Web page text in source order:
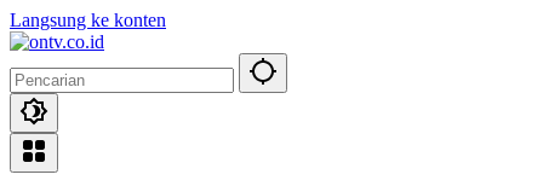
Langsung ke konten